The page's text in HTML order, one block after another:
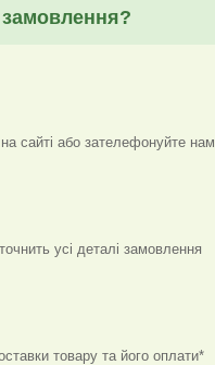
сайті або зателефонуйте нам
усі деталі замовлення
товару та його оплати*